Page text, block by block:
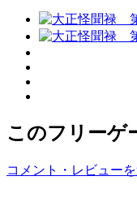
このフリーゲ
コメント・レビュー